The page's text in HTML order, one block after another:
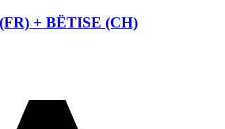
+ BËTISE (CH)